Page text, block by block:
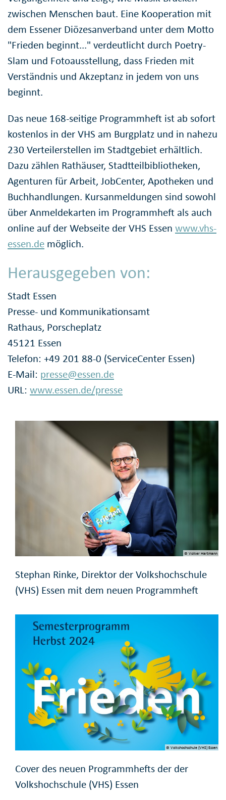
zwischen Menschen baut. Eine Kooperation mit
dem Essener Diözesanverband unter dem Motto
"Frieden beginnt..." verdeutlicht durch Poetry-
Slam und Fotoausstellung, dass Frieden mit
Verständnis und Akzeptanz in jedem von uns
beginnt.
Das neue 168-seitige Programmheft ist ab sofort
kostenlos in der VHS am Burgplatz und in nahezu
230 Verteilerstellen im Stadtgebiet erhältlich.
Dazu zählen Rathäuser, Stadtteilbibliotheken,
Agenturen für Arbeit, JobCenter, Apotheken und
Buchhandlungen. Kursanmeldungen sind sowohl
über Anmeldekarten im Programmheft als auch
online auf der Webseite der VHS Essen www.vhs-
essen.de möglich.
Herausgegeben von:
Stadt Essen
Presse- und Kommunikationsamt
Rathaus, Porscheplatz
45121 Essen
Telefon: +49 201 88-0 (ServiceCenter Essen)
E-Mail: presse@essen.de
URL: www.essen.de/presse
© Volker Hartmann
Stephan Rinke, Direktor der Volkshochschule
(VHS) Essen mit dem neuen Programmheft
© Volkshochschule (VHS) Essen
Cover des neuen Programmhefts der der
Volkshochschule (VHS) Essen